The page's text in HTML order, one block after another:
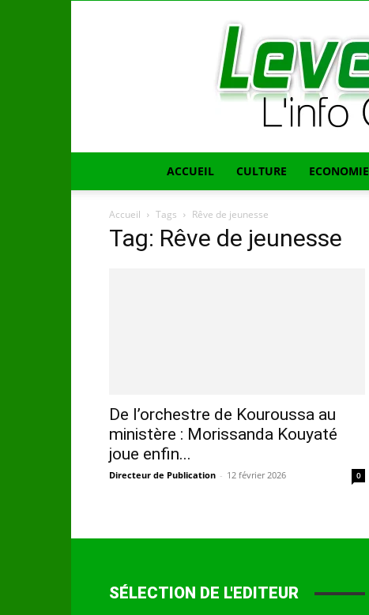
ACCUEIL CULTURE ECONOMIE
Accueil Tags Rêve de jeunesse
Tag: Rêve de jeunesse
De l’orchestre de Kouroussa au
ministère : Morissanda Kouyaté
joue enfin...
Directeur de Publication - 12 février 2026 0
SÉLECTION DE L'EDITEUR